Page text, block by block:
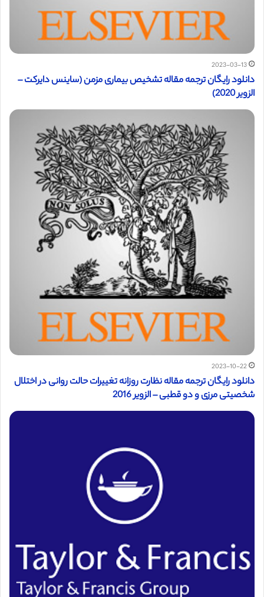
2023-03-13
دانلود رایگان ترجمه مقاله تشخیص بیماری مزمن (ساینس دایرکت –
الزویر 2020)
2023-10-22
دانلود رایگان ترجمه مقاله نظارت روزانه تغییرات حالت روانی در اختلال
شخصیتی مرزی و دو قطبی – الزویر 2016